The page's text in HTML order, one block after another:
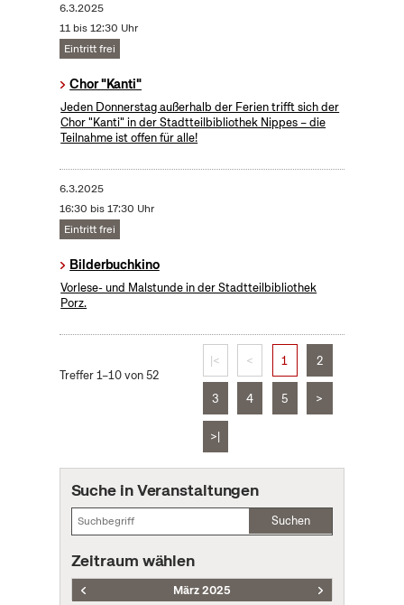
6.3.2025
11 bis 12:30 Uhr
Eintritt frei
Chor "Kanti"
Jeden Donnerstag außerhalb der Ferien trifft sich der
Chor "Kanti" in der Stadtteilbibliothek Nippes – die
Teilnahme ist offen für alle!
6.3.2025
16:30 bis 17:30 Uhr
Eintritt frei
Bilderbuchkino
Vorlese- und Malstunde in der Stadtteilbibliothek
Porz.
Treffer 1–10 von 52
|< < 1 2
3 4 5 >
>|
Suche in Veranstaltungen
Suchen
Zeitraum wählen
März 2025